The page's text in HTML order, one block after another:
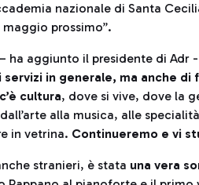
nazionale di Santa
prossimo”.
– ha aggiunto il presidente di Adr -
in generale, ma anche di
cultura, dove si vive, dove la
alla musica, alle
in vetrina. Continueremo e vi
stranieri, è stata una vera